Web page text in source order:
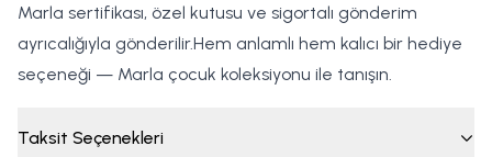
Marla sertifikası, özel kutusu ve sigortalı gönderim
ayrıcalığıyla gönderilir.Hem anlamlı hem kalıcı bir hediye
seçeneği — Marla çocuk koleksiyonu ile tanışın.
Taksit Seçenekleri